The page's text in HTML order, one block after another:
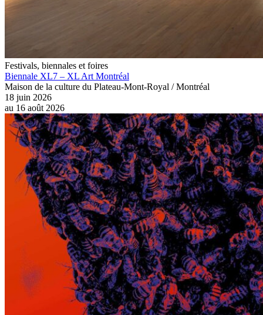
Festivals, biennales et foires
Biennale XL7 – XL Art Montréal
Maison de la culture du Plateau-Mont-Royal / Montréal
18 juin 2026
au 16 août 2026